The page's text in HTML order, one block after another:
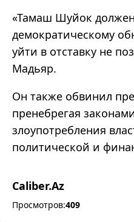
«Тамаш Шуйок
демократическому
уйти в отставку не
Мадьяр.
Он также обвинил
пренебрегая
злоупотребления
политической и
Caliber.Az
Просмотров:409